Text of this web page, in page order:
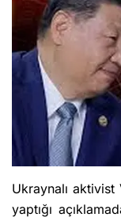
Ukraynalı
yaptığı